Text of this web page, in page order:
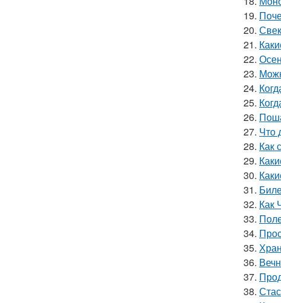
19.
20.
21.
22.
23.
24.
25.
26.
27. Что
28. Как
29.
30.
31.
32. Как
33.
34.
35.
36.
37.
38.